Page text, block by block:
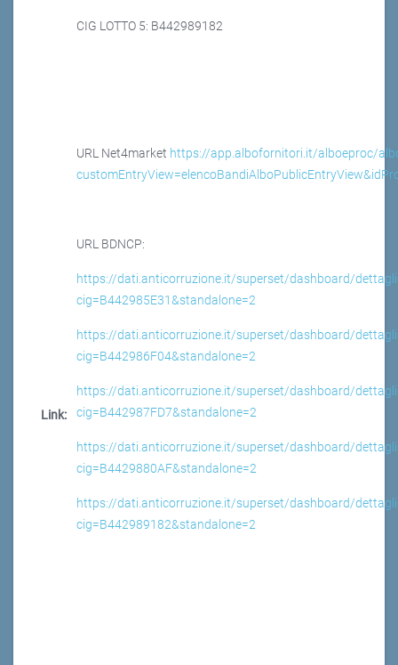
CIG LOTTO 5: B442989182
Link:
URL Net4market https://app.albofornitori.it/alboeproc/
URL BDNCP:
https://dati.anticorruzione.it/superset/dashboard/
cig=B442985E31&standalone=2
https://dati.anticorruzione.it/superset/dashboard/
cig=B442986F04&standalone=2
https://dati.anticorruzione.it/superset/dashboard/
cig=B442987FD7&standalone=2
https://dati.anticorruzione.it/superset/dashboard/
cig=B4429880AF&standalone=2
https://dati.anticorruzione.it/superset/dashboard/
cig=B442989182&standalone=2